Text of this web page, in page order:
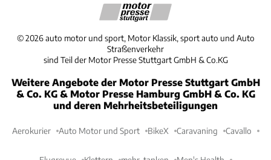
©2026 auto motor und sport, Motor Klassik, sport auto und Auto
Straßenverkehr
sind Teil der Motor Presse Stuttgart GmbH & Co.KG
Weitere Angebote der Motor Presse Stuttgart GmbH
& Co. KG & Motor Presse Hamburg GmbH & Co. KG
und deren Mehrheitsbeteiligungen
Aerokurier Auto Motor und Sport BikeX Caravaning Cavallo